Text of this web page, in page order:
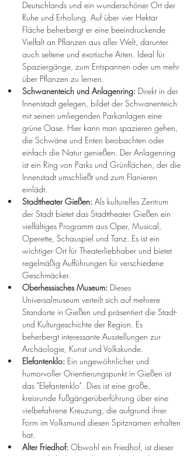
Deutschlands und ein wunderschöner Ort der
Ruhe und Erholung. Auf über vier Hektar
Fläche beherbergt er eine beeindruckende
Vielfalt an Pflanzen aus aller Welt, darunter
auch seltene und exotische Arten. Ideal für
Spaziergänge, zum Entspannen oder um mehr
über Pflanzen zu lernen.
Schwanenteich und Anlagenring: Direkt in der
Innenstadt gelegen, bildet der Schwanenteich
mit seinen umliegenden Parkanlagen eine
grüne Oase. Hier kann man spazieren gehen,
die Schwäne und Enten beobachten oder
einfach die Natur genießen. Der Anlagenring
ist ein Ring von Parks und Grünflächen, der die
Innenstadt umschließt und zum Flanieren
einlädt.
Stadttheater Gießen: Als kulturelles Zentrum
der Stadt bietet das Stadttheater Gießen ein
vielfältiges Programm aus Oper, Musical,
Operette, Schauspiel und Tanz. Es ist ein
wichtiger Ort für Theaterliebhaber und bietet
regelmäßig Aufführungen für verschiedene
Geschmäcker.
Oberhessisches Museum: Dieses
Universalmuseum verteilt sich auf mehrere
Standorte in Gießen und präsentiert die Stadt-
und Kulturgeschichte der Region. Es
beherbergt interessante Ausstellungen zur
Archäologie, Kunst und Volkskunde.
Elefantenklo: Ein ungewöhnlicher und
humorvoller Orientierungspunkt in Gießen ist
das "Elefantenklo". Dies ist eine große,
kreisrunde Fußgängerüberführung über eine
vielbefahrene Kreuzung, die aufgrund ihrer
Form im Volksmund diesen Spitznamen erhalten
hat.
Alter Friedhof: Obwohl ein Friedhof, ist dieser